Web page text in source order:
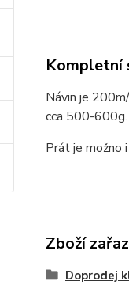
Kompletní
Návin je
cca 500-600g.
Prát je možno
Zboží
Doprodej